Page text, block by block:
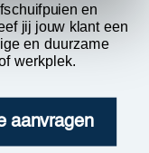
en
jij jouw klant een
en duurzame
werkplek.
aanvragen